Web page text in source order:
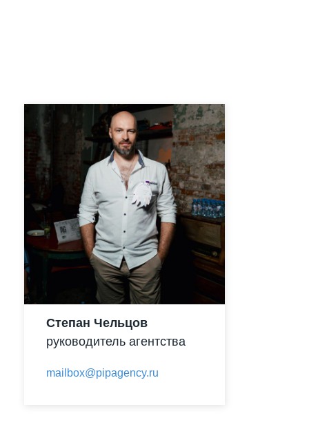
Степан Чельцов
руководитель агентства
mailbox@pipagency.ru